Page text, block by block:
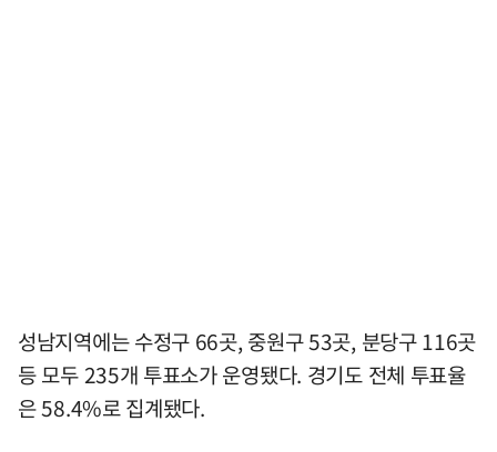
성남지역에는 수정구 66곳, 중원구 53곳, 분당구 116곳
등 모두 235개 투표소가 운영됐다. 경기도 전체 투표율
은 58.4%로 집계됐다.